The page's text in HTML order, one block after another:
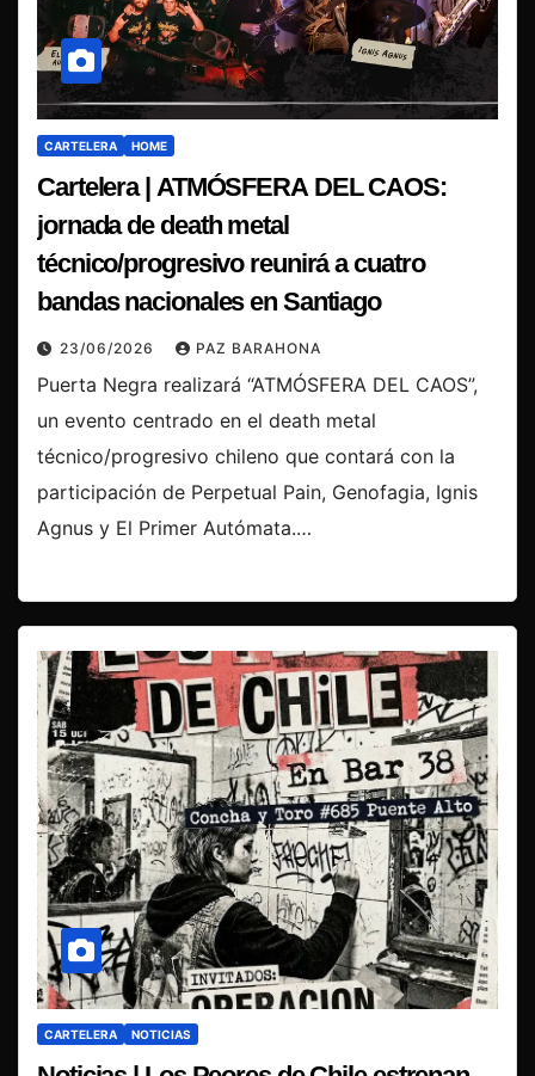
CARTELERA HOME
Cartelera | ATMÓSFERA DEL CAOS:
jornada de death metal
técnico/progresivo reunirá a cuatro
bandas nacionales en Santiago
23/06/2026 PAZ BARAHONA
Puerta Negra realizará “ATMÓSFERA DEL CAOS”,
un evento centrado en el death metal
técnico/progresivo chileno que contará con la
participación de Perpetual Pain, Genofagia, Ignis
Agnus y El Primer Autómata.…
CARTELERA NOTICIAS